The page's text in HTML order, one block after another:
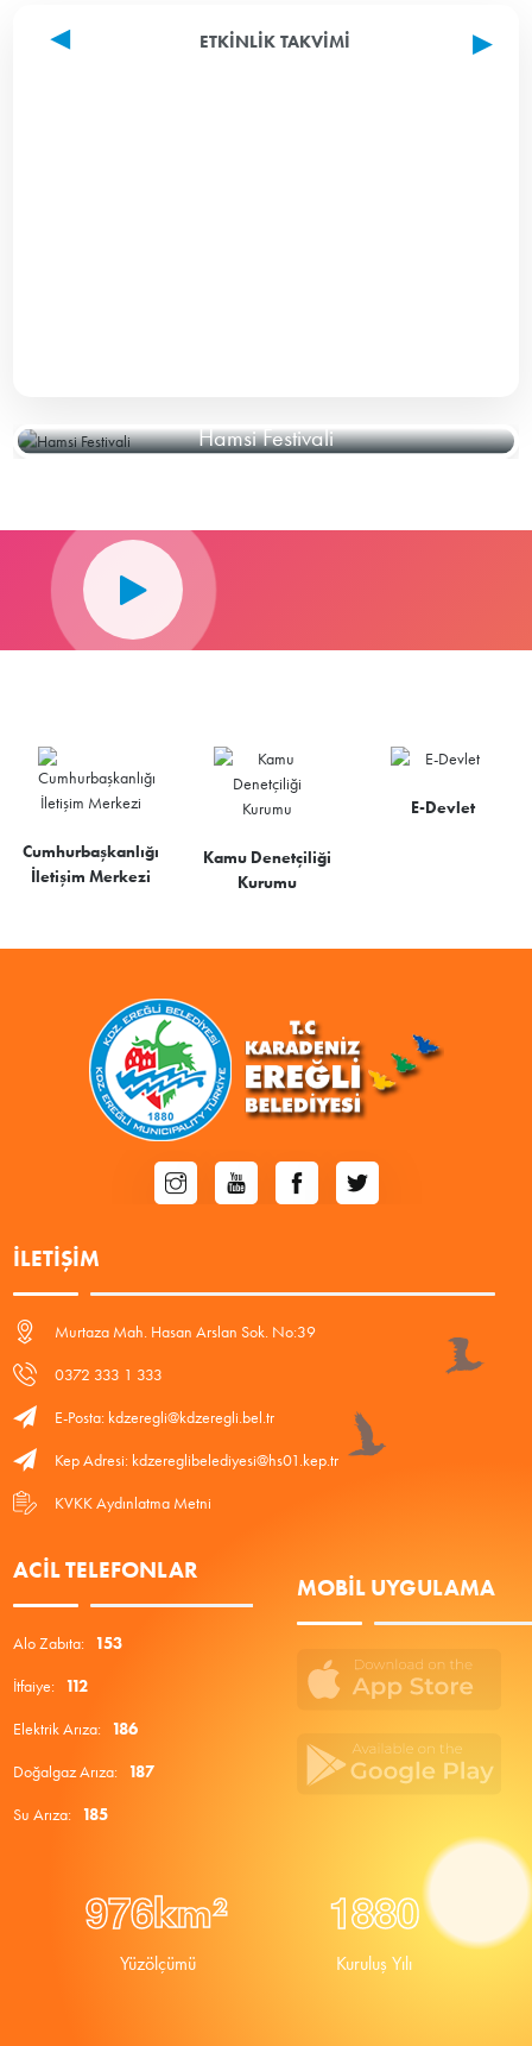
ETKINLIK TAKVIMI
Hamsi Festivali
Cumhurbaşkanlığı
İletişim Merkezi
Kamu Denetçiliği
Kurumu
E-Devlet
İLETIŞIM
Murtaza Mah. Hasan Arslan Sok. No:39
0372 333 1 333
E-Posta: kdzeregli@kdzeregli.bel.tr
Kep Adresi: kdzereglibelediyesi@hs01.kep.tr
KVKK Aydınlatma Metni
ACIL TELEFONLAR
Alo Zabıta: 153
İtfaiye: 112
Elektrik Arıza: 186
Doğalgaz Arıza: 187
Su Arıza: 185
MOBIL UYGULAMA
976km²
Yüzölçümü
1880
Kuruluş Yılı